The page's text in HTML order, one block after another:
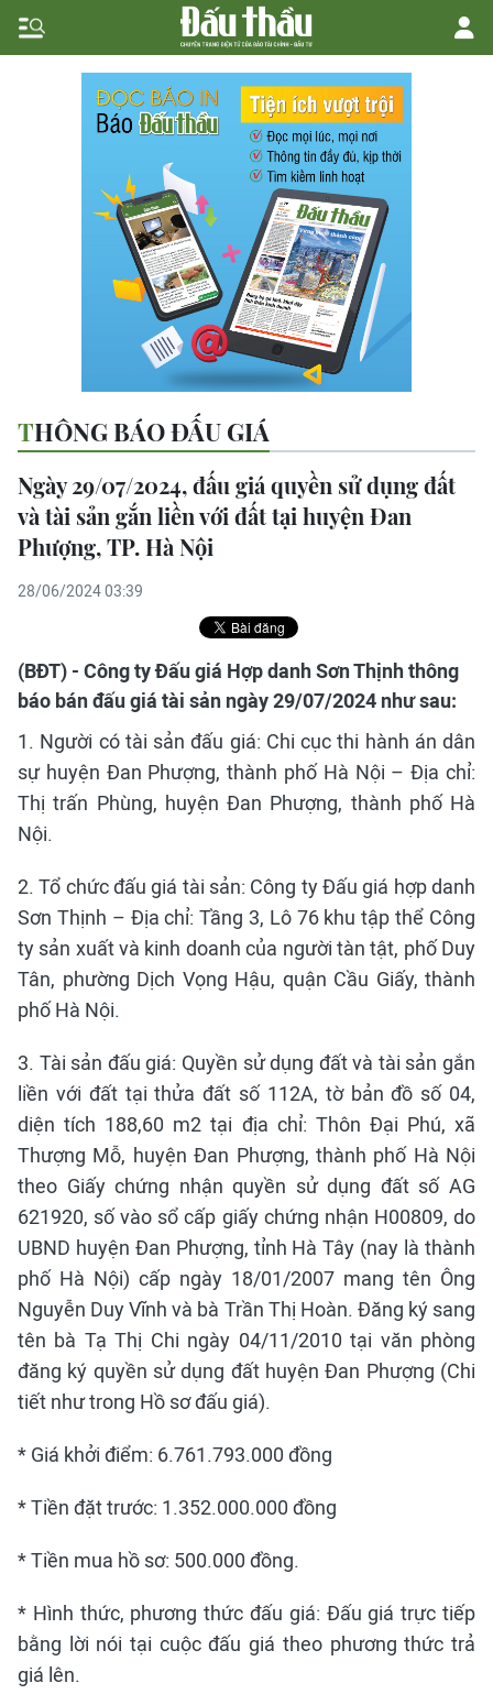
THÔNG BÁO ĐẤU GIÁ
Ngày 29/07/2024, đấu giá quyền sử dụng đất
và tài sản gắn liền với đất tại huyện Đan
Phượng, TP. Hà Nội
28/06/2024 03:39
(BĐT) - Công ty Đấu giá Hợp danh Sơn Thịnh thông
báo bán đấu giá tài sản ngày 29/07/2024 như sau:
1. Người có tài sản đấu giá: Chi cục thi hành án dân
sự huyện Đan Phượng, thành phố Hà Nội – Địa chỉ:
Thị trấn Phùng, huyện Đan Phượng, thành phố Hà
Nội.
2. Tổ chức đấu giá tài sản: Công ty Đấu giá hợp danh
Sơn Thịnh – Địa chỉ: Tầng 3, Lô 76 khu tập thể Công
ty sản xuất và kinh doanh của người tàn tật, phố Duy
Tân, phường Dịch Vọng Hậu, quận Cầu Giấy, thành
phố Hà Nội.
3. Tài sản đấu giá: Quyền sử dụng đất và tài sản gắn
liền với đất tại thửa đất số 112A, tờ bản đồ số 04,
diện tích 188,60 m2 tại địa chỉ: Thôn Đại Phú, xã
Thượng Mỗ, huyện Đan Phượng, thành phố Hà Nội
theo Giấy chứng nhận quyền sử dụng đất số AG
621920, số vào sổ cấp giấy chứng nhận H00809, do
UBND huyện Đan Phượng, tỉnh Hà Tây (nay là thành
phố Hà Nội) cấp ngày 18/01/2007 mang tên Ông
Nguyễn Duy Vĩnh và bà Trần Thị Hoàn. Đăng ký sang
tên bà Tạ Thị Chi ngày 04/11/2010 tại văn phòng
đăng ký quyền sử dụng đất huyện Đan Phượng (Chi
tiết như trong Hồ sơ đấu giá).
* Giá khởi điểm: 6.761.793.000 đồng
* Tiền đặt trước: 1.352.000.000 đồng
* Tiền mua hồ sơ: 500.000 đồng.
* Hình thức, phương thức đấu giá: Đấu giá trực tiếp
bằng lời nói tại cuộc đấu giá theo phương thức trả
giá lên.